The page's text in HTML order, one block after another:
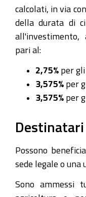
calcolati, in via
della durata di
all'investimento,
pari al:
2,75% per
3,575% per
3,575% per
Destinatari
Possono
sede legale o una
Sono ammessi